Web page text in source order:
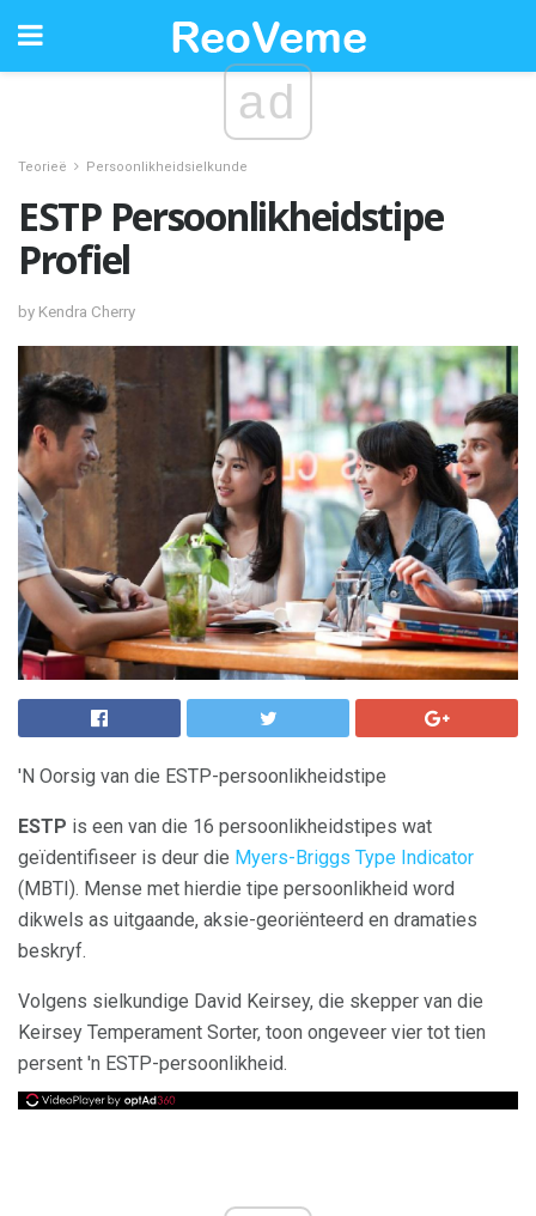
ad
Teorieë Persoonlikheidsielkunde
ESTP Persoonlikheidstipe
Profiel
by Kendra Cherry
'N Oorsig van die ESTP-persoonlikheidstipe
ESTP is een van die 16 persoonlikheidstipes wat
geïdentifiseer is deur die Myers-Briggs Type Indicator
(MBTI). Mense met hierdie tipe persoonlikheid word
dikwels as uitgaande, aksie-georiënteerd en dramaties
beskryf.
Volgens sielkundige David Keirsey, die skepper van die
Keirsey Temperament Sorter, toon ongeveer vier tot tien
persent 'n ESTP-persoonlikheid.